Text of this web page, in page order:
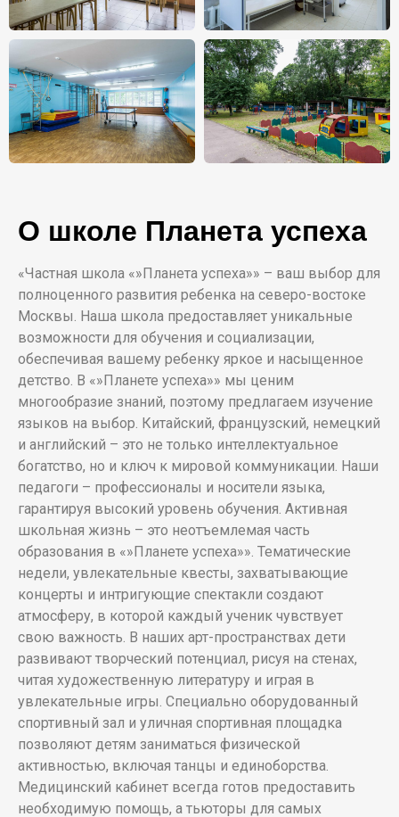
О школе Планета успеха
«Частная школа «»Планета успеха»» – ваш выбор для
полноценного развития ребенка на северо-востоке
Москвы. Наша школа предоставляет уникальные
возможности для обучения и социализации,
обеспечивая вашему ребенку яркое и насыщенное
детство. В «»Планете успеха»» мы ценим
многообразие знаний, поэтому предлагаем изучение
языков на выбор. Китайский, французский, немецкий
и английский – это не только интеллектуальное
богатство, но и ключ к мировой коммуникации. Наши
педагоги – профессионалы и носители языка,
гарантируя высокий уровень обучения. Активная
школьная жизнь – это неотъемлемая часть
образования в «»Планете успеха»». Тематические
недели, увлекательные квесты, захватывающие
концерты и интригующие спектакли создают
атмосферу, в которой каждый ученик чувствует
свою важность. В наших арт-пространствах дети
развивают творческий потенциал, рисуя на стенах,
читая художественную литературу и играя в
увлекательные игры. Специально оборудованный
спортивный зал и уличная спортивная площадка
позволяют детям заниматься физической
активностью, включая танцы и единоборства.
Медицинский кабинет всегда готов предоставить
необходимую помощь, а тьюторы для самых